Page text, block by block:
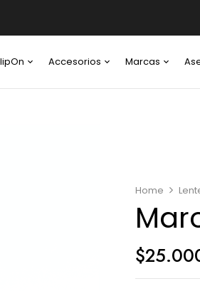
Accesorios Marcas
Home
$